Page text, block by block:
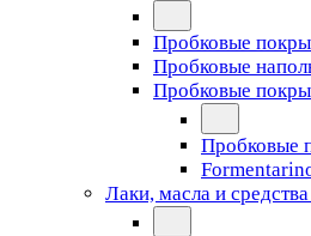
Пробковые
Пробковые
Пробковые
Пробковые
Лаки, масла и